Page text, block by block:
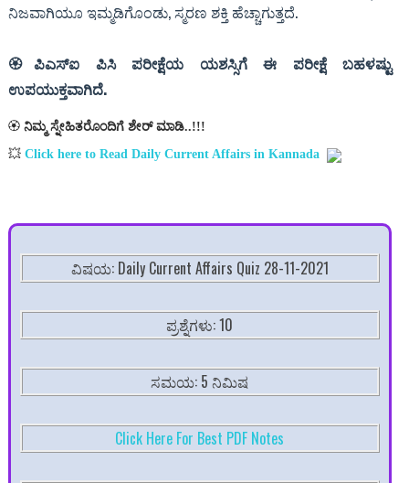
ನಿಜವಾಗಿಯೂ ಇಮ್ಮಡಿಗೊಂಡು, ಸ್ಮರಣ ಶಕ್ತಿ ಹೆಚ್ಚಾಗುತ್ತದೆ.
🏵ಪಿಎಸ್ಐ ಪಿಸಿ ಪರೀಕ್ಷೆಯ ಯಶಸ್ಸಿಗೆ ಈ ಪರೀಕ್ಷೆ ಬಹಳಷ್ಟು
ಉಪಯುಕ್ತವಾಗಿದೆ.
🏵 ನಿಮ್ಮ ಸ್ನೇಹಿತರೊಂದಿಗೆ ಶೇರ್ ಮಾಡಿ..!!!
💥 Click here to Read Daily Current Affairs in Kannada
ವಿಷಯ: Daily Current Affairs Quiz 28-11-2021
ಪ್ರಶ್ನೆಗಳು: 10
ಸಮಯ: 5 ನಿಮಿಷ
Click Here For Best PDF Notes